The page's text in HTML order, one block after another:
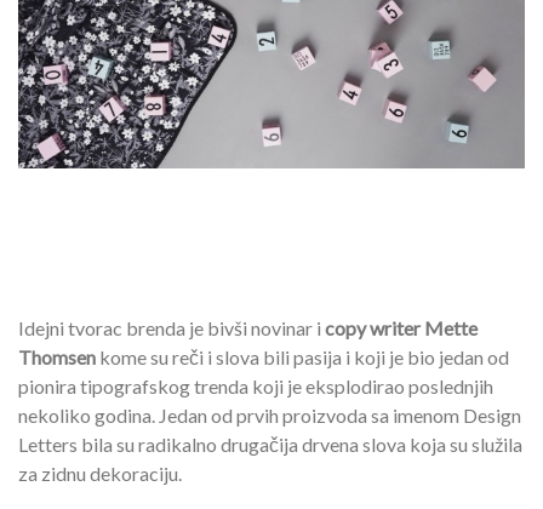
Idejni tvorac brenda je bivši novinar i copy writer Mette
Thomsen kome su reči i slova bili pasija i koji je bio jedan od
pionira tipografskog trenda koji je eksplodirao poslednjih
nekoliko godina. Jedan od prvih proizvoda sa imenom Design
Letters bila su radikalno drugačija drvena slova koja su služila
za zidnu dekoraciju.